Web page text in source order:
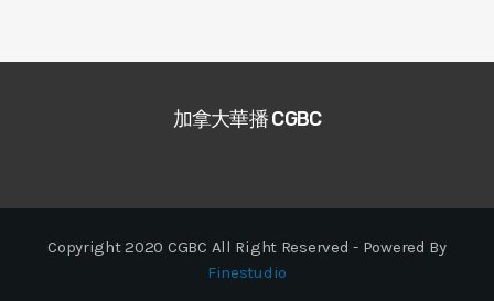
加拿大華播 CGBC
Copyright 2020 CGBC All Right Reserved - Powered By
Finestudio